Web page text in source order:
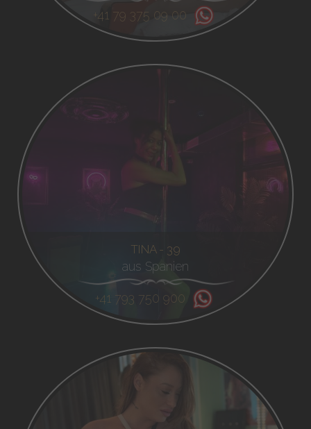
+41 79 375 09 00
TINA - 39
aus Spanien
+41 793 750 900